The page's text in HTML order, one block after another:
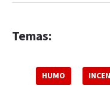
Temas:
HUMO